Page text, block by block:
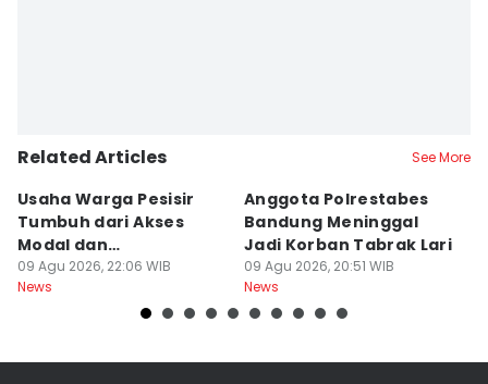
Related Articles See More
Usaha Warga Pesisir
Tumbuh dari Akses
Modal dan
Pendampingan
09 Agu 2026, 22:06 WIB
News
Anggota Polrestabes
Bandung Meninggal
Jadi Korban Tabrak Lari
09 Agu 2026, 20:51 WIB
News